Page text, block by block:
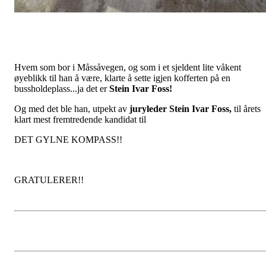
Hvem som bor i Måssåvegen, og som i et sjeldent lite våkent
øyeblikk til han å være, klarte å sette igjen kofferten på en
bussholdeplass...ja det erStein Ivar Foss!
Og med det ble han, utpekt av juryleder Stein Ivar Foss, til årets
klart mest fremtredende kandidat til
DET GYLNE KOMPASS!!
GRATULERER!!